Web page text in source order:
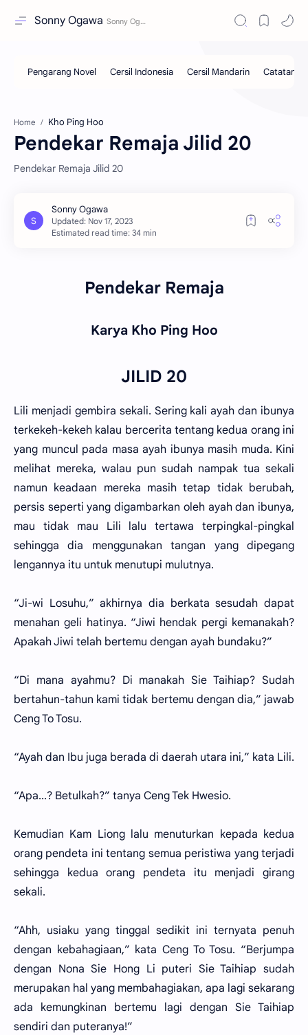
Sonny Ogawa
Home Kho Ping Hoo
Pendekar Remaja Jilid 20
Pendekar Remaja Jilid 20
Estimated read time: 34 min
Pendekar Remaja
Karya Kho Ping Hoo
JILID 20
Lili menjadi gembira sekali. Sering kali ayah dan ibunya
terkekeh-kekeh kalau bercerita tentang kedua orang ini
yang muncul pada masa ayah ibunya masih muda. Kini
melihat mereka, walau pun sudah nampak tua sekali
namun keadaan mereka masih tetap tidak berubah,
persis seperti yang digambarkan oleh ayah dan ibunya,
mau tidak mau Lili lalu tertawa terpingkal-pingkal
sehingga dia menggunakan tangan yang dipegang
lengannya itu untuk menutupi mulutnya.
“Ji-wi Losuhu,” akhirnya dia berkata sesudah dapat
menahan geli hatinya. “Jiwi hendak pergi kemanakah?
Apakah Jiwi telah bertemu dengan ayah bundaku?”
“Di mana ayahmu? Di manakah Sie Taihiap? Sudah
bertahun-tahun kami tidak bertemu dengan dia,” jawab
Ceng To Tosu.
“Ayah dan Ibu juga berada di daerah utara ini,” kata Lili.
“Apa...? Betulkah?” tanya Ceng Tek Hwesio.
Kemudian Kam Liong lalu menuturkan kepada kedua
orang pendeta ini tentang semua peristiwa yang terjadi
sehingga kedua orang pendeta itu menjadi girang
sekali.
“Ahh, usiaku yang tinggal sedikit ini ternyata penuh
dengan kebahagiaan,” kata Ceng To Tosu. “Berjumpa
dengan Nona Sie Hong Li puteri Sie Taihiap sudah
merupakan hal yang membahagiakan, apa lagi sekarang
ada kemungkinan bertemu lagi dengan Sie Taihiap
sendiri dan puteranya!”